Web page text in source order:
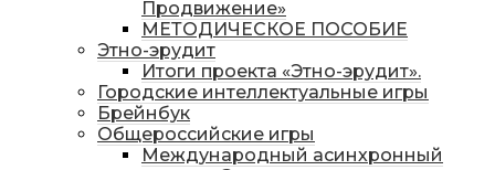
Продвижение»
МЕТОДИЧЕСКОЕ ПОСОБИЕ
Этно-эрудит
Итоги проекта «Этно-эрудит».
Городские интеллектуальные игры
Брейнбук
Общероссийские игры
Международный асинхронный